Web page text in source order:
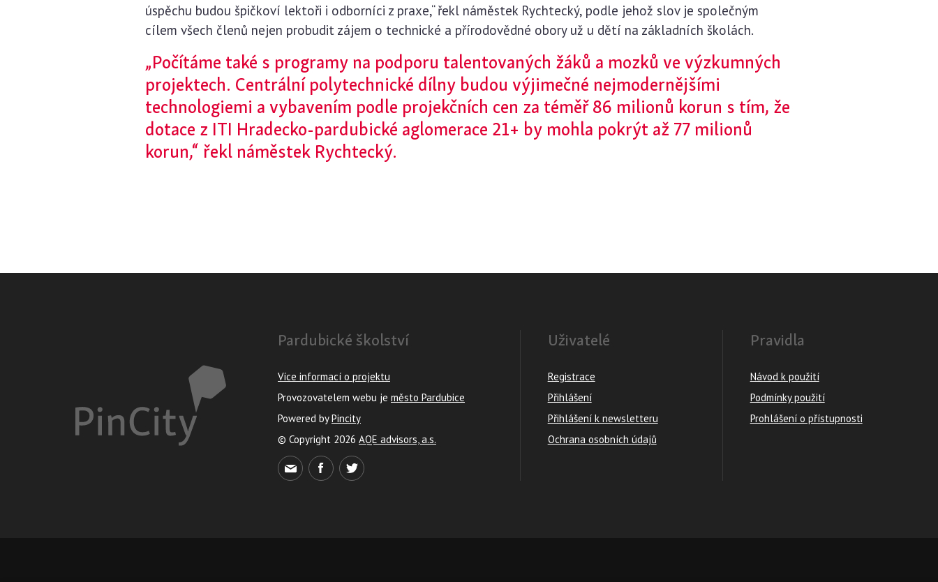
úspěchu budou špičkoví lektoři i odborníci z praxe,“ řekl náměstek Rychtecký, podle jehož slov je společným
cílem všech členů nejen probudit zájem o technické a přírodovědné obory už u dětí na základních školách.
„Počítáme také s programy na podporu talentovaných žáků a mozků ve výzkumných
projektech. Centrální polytechnické dílny budou výjimečné nejmodernějšími
technologiemi a vybavením podle projekčních cen za téměř 86 milionů korun s tím, že
dotace z ITI Hradecko-pardubické aglomerace 21+ by mohla pokrýt až 77 milionů
korun,“ řekl náměstek Rychtecký.
Pardubické školství
Více informací o projektu
Provozovatelem webu je město Pardubice
Powered byPincity
© Copyright 2026 AQE advisors, a.s.
Uživatelé
Registrace
Přihlášení
Přihlášení k newsletteru
Ochrana osobních údajů
Pravidla
Návod k použití
Podmínky použití
Prohlášení o přístupnosti